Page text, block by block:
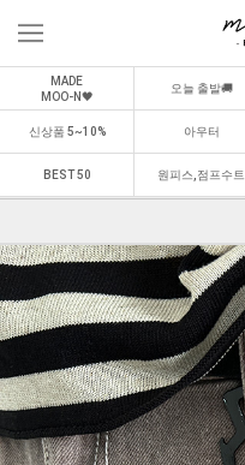
MADE
MOO-N🖤
오늘 출발🚚
신상품 5~10% 아우터
BEST 50 원피스,점프수트